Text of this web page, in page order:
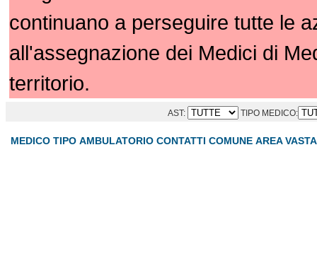
continuano a perseguire tutte le
all'assegnazione dei Medici di
territorio.
AST: TIPO MEDICO:
MEDICO TIPO AMBULATORIO CONTATTI COMUNE AREA VASTA